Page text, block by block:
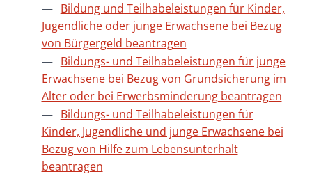
Bildung und Teilhabeleistungen für Kinder,
Jugendliche oder junge Erwachsene bei Bezug
von Bürgergeld beantragen
Bildungs- und Teilhabeleistungen für junge
Erwachsene bei Bezug von Grundsicherung im
Alter oder bei Erwerbsminderung beantragen
Bildungs- und Teilhabeleistungen für
Kinder, Jugendliche und junge Erwachsene bei
Bezug von Hilfe zum Lebensunterhalt
beantragen